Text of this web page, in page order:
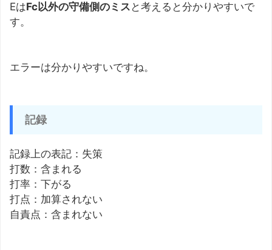
EはFc以外の守備側のミス と考えると分かりやすいで
す。
エラーは分かりやすいですね。
記録
記録上の表記：失策
打数：含まれる
打率：下がる
打点：加算されない
自責点：含まれない